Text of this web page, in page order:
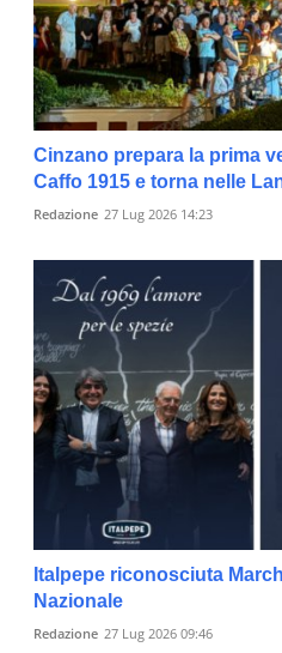
Cinzano prepara la prima
Caffo 1915 e torna nelle
Redazione 27 Lug 2026 14:23
Italpepe riconosciuta
Nazionale
Redazione 27 Lug 2026 09:46